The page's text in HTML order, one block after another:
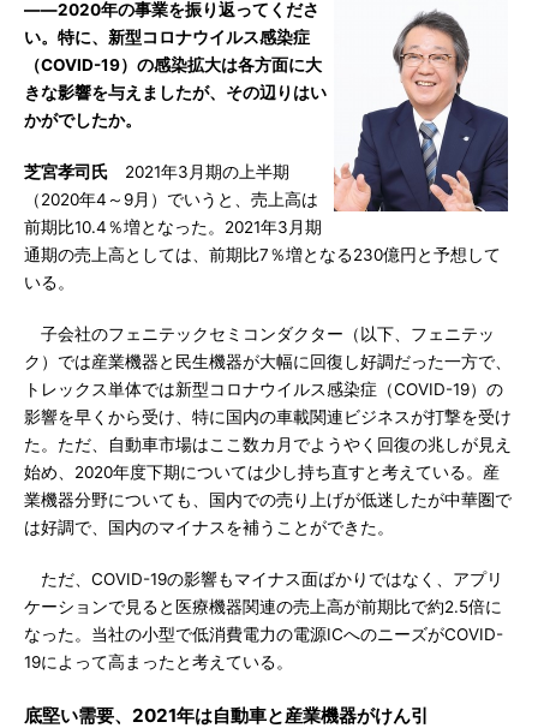
――2020年の事業を振り返ってくださ
い。特に、新型コロナウイルス感染症
（COVID-19）の感染拡大は各方面に大
きな影響を与えましたが、その辺りはい
かがでしたか。
芝宮孝司氏 2021年3月期の上半期
（2020年4～9月）でいうと、売上高は
前期比10.4％増となった。2021年3月期
通期の売上高としては、前期比7％増となる230億円と予想して
いる。
子会社のフェニテックセミコンダクター（以下、フェニテッ
ク）では産業機器と民生機器が大幅に回復し好調だった一方で、
トレックス単体では新型コロナウイルス感染症（COVID-19）の
影響を早くから受け、特に国内の車載関連ビジネスが打撃を受け
た。ただ、自動車市場はここ数カ月でようやく回復の兆しが見え
始め、2020年度下期については少し持ち直すと考えている。産
業機器分野についても、国内での売り上げが低迷したが中華圏で
は好調で、国内のマイナスを補うことができた。
ただ、COVID-19の影響もマイナス面ばかりではなく、アプリ
ケーションで見ると医療機器関連の売上高が前期比で約2.5倍に
なった。当社の小型で低消費電力の電源ICへのニーズがCOVID-
19によって高まったと考えている。
底堅い需要、2021年は自動車と産業機器がけん引